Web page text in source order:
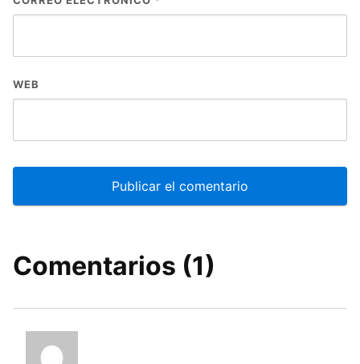
WEB
Comentarios (1)